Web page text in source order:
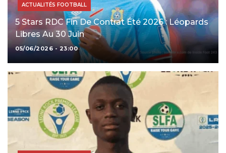
ACTUALITÉS FOOTBALL
5 Stars RDC Fin De Contrat Été 2026 : Léopards
Libres Au 30 Juin
05/06/2026 - 23:00